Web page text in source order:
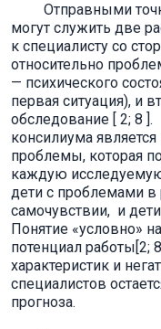
Отправными
могут служить две
к специалисту со
относительно
— психического
первая ситуация), и
обследование [ 2; 8
консилиума
проблемы, которая
каждую
дети с проблемами в
самочувствии, и
Понятие «условно»
потенциал работы[2;
характеристик и
специалистов
прогноза.